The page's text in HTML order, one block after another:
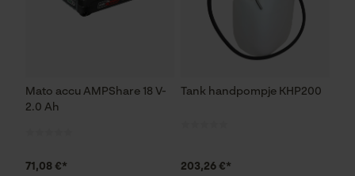
Mato accu AMPShare 18 V-
2.0 Ah
71,08 €*
Tank handpompje KHP200
203,26 €*